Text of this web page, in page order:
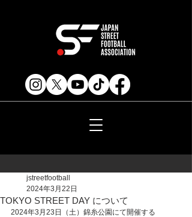
TOKYO STREET DAY について
jstreetfootball
2024年3月22日
2024年3月23日（土）錦糸公園にて開催する